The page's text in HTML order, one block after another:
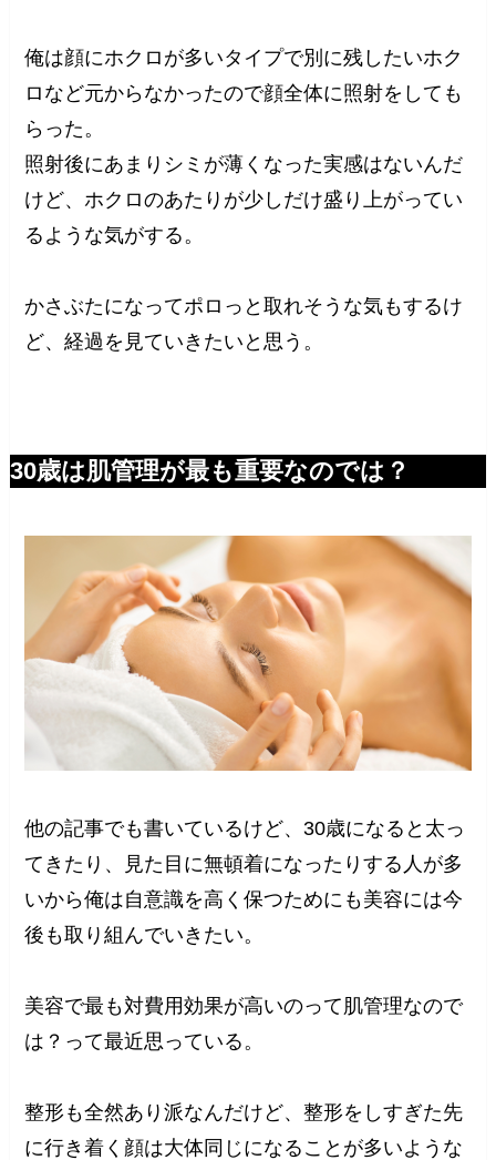
俺は顔にホクロが多いタイプで別に残したいホク
ロなど元からなかったので顔全体に照射をしても
らった。
照射後にあまりシミが薄くなった実感はないんだ
けど、ホクロのあたりが少しだけ盛り上がってい
るような気がする。
かさぶたになってポロっと取れそうな気もするけ
ど、経過を見ていきたいと思う。
30歳は肌管理が最も重要なのでは？
他の記事でも書いているけど、30歳になると太っ
てきたり、見た目に無頓着になったりする人が多
いから俺は自意識を高く保つためにも美容には今
後も取り組んでいきたい。
美容で最も対費用効果が高いのって肌管理なので
は？って最近思っている。
整形も全然あり派なんだけど、整形をしすぎた先
に行き着く顔は大体同じになることが多いような